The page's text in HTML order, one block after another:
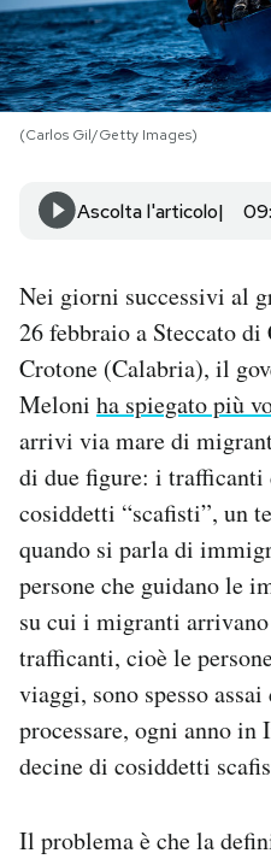
NEWSLETTER
I MIEI PREFERITI
SHOP
CALENDARIO
AREA PERSONALE
Area Personale
Notifiche mobile
Regala il Post
Hai bisogno di aiuto?
Esci
(Carlos Gil/Getty Images)
Ascolta l'articolo
Nei giorni successivi al
26 febbraio a Steccato
Crotone (Calabria), il
Meloni ha spiegato più
arrivi via mare di
di due figure: i trafficanti
cosiddetti “scafisti”, un
quando si parla di
persone che guidano le
su cui i migranti
trafficanti, cioè le
viaggi, sono spesso
processare, ogni anno in
decine di cosiddetti
Il problema è che la